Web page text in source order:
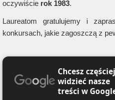
oczywiście rok 1983.
Laureatom gratulujemy i
konkursach, jakie zagoszczą z
Chcesz częściej
widzieć nasze
treści w